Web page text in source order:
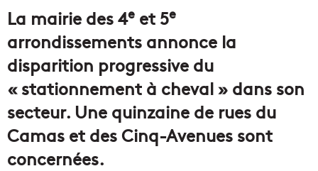
La mairie des 4e et 5e
arrondissements annonce la
disparition progressive du
« stationnement à cheval » dans son
secteur. Une quinzaine de rues du
Camas et des Cinq-Avenues sont
concernées.